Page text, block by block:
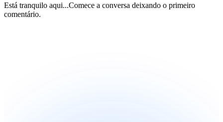
Está tranquilo aqui...Comece a conversa deixando o primeiro
comentário.